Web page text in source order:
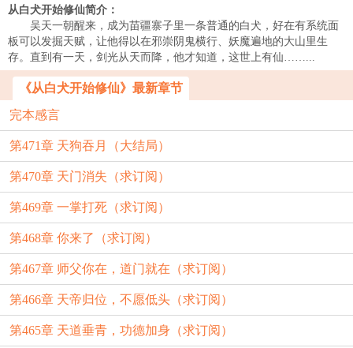
从白犬开始修仙简介：
吴天一朝醒来，成为苗疆寨子里一条普通的白犬，好在有系统面
板可以发掘天赋，让他得以在邪崇阴鬼横行、妖魔遍地的大山里生
存。直到有一天，剑光从天而降，他才知道，这世上有仙……...
《从白犬开始修仙》最新章节
完本感言
第471章 天狗吞月（大结局）
第470章 天门消失（求订阅）
第469章 一掌打死（求订阅）
第468章 你来了（求订阅）
第467章 师父你在，道门就在（求订阅）
第466章 天帝归位，不愿低头（求订阅）
第465章 天道垂青，功德加身（求订阅）